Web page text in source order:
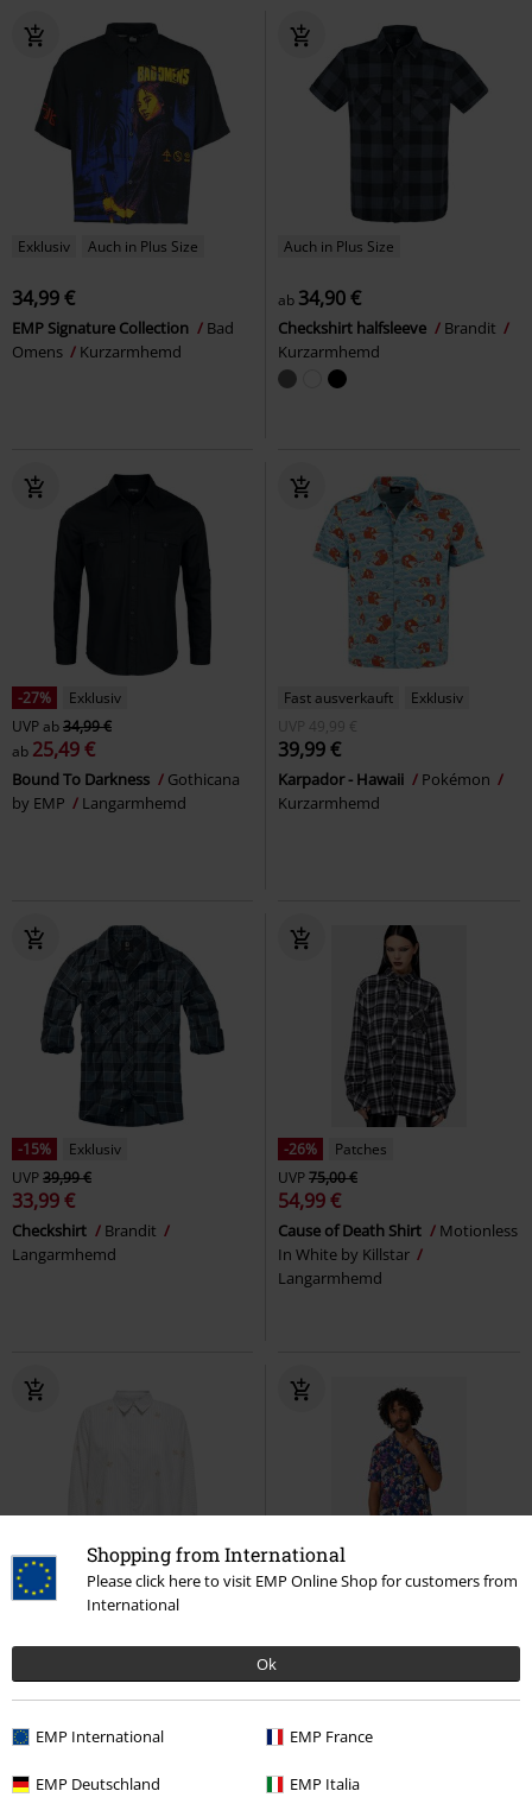
Shopping from International
Please click here to visit EMP Online Shop for customers from
International
Ok
EMP International EMP France
EMP Deutschland EMP Italia
Exklusiv Auch in Plus Size
34,99 €
EMP Signature Collection
Bad
Omens
Kurzarmhemd
Auch in Plus Size
ab 34,90 €
Checkshirt halfsleeve
Brandit
Kurzarmhemd
-27%
Exklusiv
UVPab34,99 €
ab 25,49 €
Bound To Darkness
Gothicana
by EMP
Langarmhemd
Fast ausverkauft
Exklusiv
UVP
49,99 €
39,99 €
Karpador - Hawaii
Pokémon
Kurzarmhemd
-15%
Exklusiv
UVP39,99 €
33,99 €
Checkshirt
Brandit
Langarmhemd
-26%
Patches
UVP75,00 €
54,99 €
Cause of Death Shirt
Motionless
In White by Killstar
Langarmhemd
-51%
Fast ausverkauft
21,99 €
ONLJOELLA GRACE L/S EMB SHIRT
OX WVN
Only Langarmhemd
39,99 €
Transformers Allover
Transformers
Kurzarmhemd